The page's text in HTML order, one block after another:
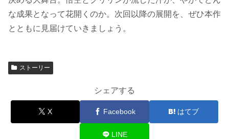
な成果となって花開くのか。次回以降の展開を、ぜひ本作
とともに見届けていきましょう。
ストーリー
シェアする
X Facebook はてブ
LINE